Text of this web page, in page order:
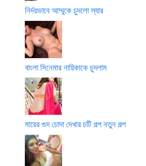
নির্দয়ভাবে আম্মুকে চুদলো স্যার
বাংলা সিনেমার নায়িকাকে চুদলাম
মায়ের গুদ চোদা দেখার চটি গল্প নতুন গল্প